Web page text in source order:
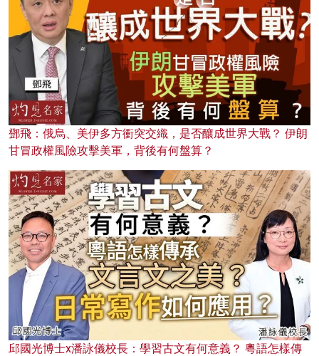
鄧飛：俄烏、美伊多方衝突交織，是否釀成世界大戰？ 伊朗
甘冒政權風險攻擊美軍，背後有何盤算？
邱國光博士x潘詠儀校長：學習古文有何意義？ 粵語怎樣傳